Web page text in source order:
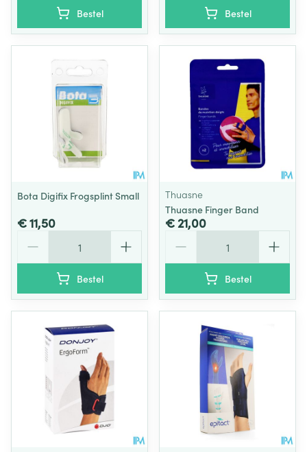
Bestel Bestel
Bota Digifix Frogsplint Small
€ 11,50
Bestel
Thuasne
Thuasne Finger Band
€ 21,00
Bestel